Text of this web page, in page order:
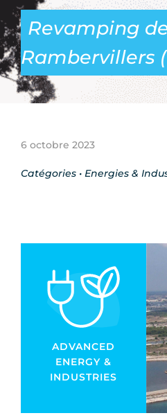
Revamping
Rambervillers
6 octobre 2023
Catégories • Energies &
ADVANCED
ENERGY &
INDUSTRIES